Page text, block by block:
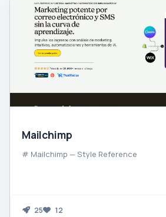
Mailchimp
# Mailchimp — Style Reference
25 12